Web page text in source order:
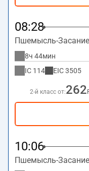
08:28
Пшемысль-Засание
8ч 44мин
IC 114 EIC3505
2-й класс от:262
10:06
Пшемысль-Засание